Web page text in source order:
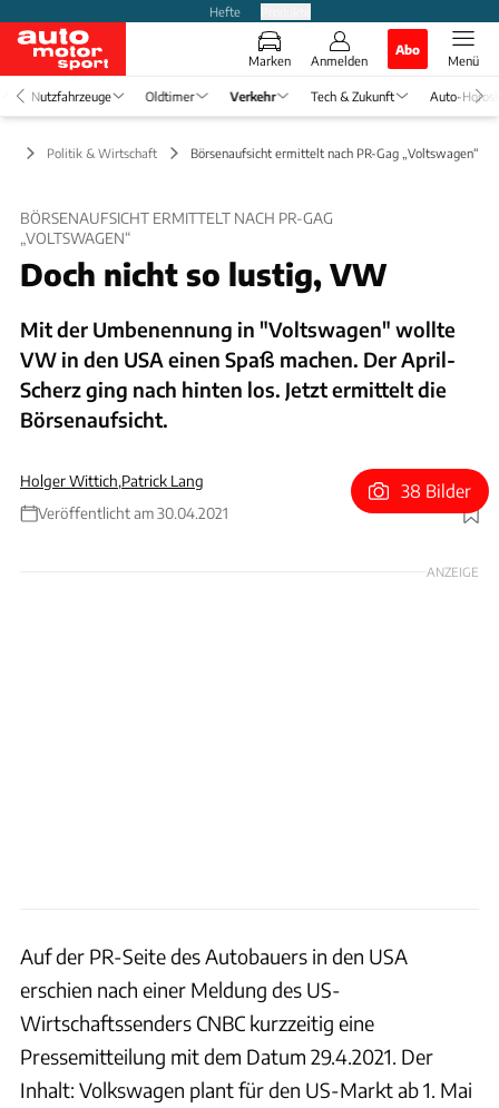
Hefte
Marken Anmelden
Abo
Menü
Nutzfahrzeuge Oldtimer Verkehr Tech & Zukunft Auto-
Politik & Wirtschaft Börsenaufsicht ermittelt nach PR-Gag „Voltswagen“
BÖRSENAUFSICHT ERMITTELT NACH PR-GAG
„VOLTSWAGEN“
Doch nicht so lustig, VW
Mit der Umbenennung in "Voltswagen" wollte
VW in den USA einen Spaß machen. Der April-
Scherz ging nach hinten los. Jetzt ermittelt die
Börsenaufsicht.
Holger Wittich,Patrick Lang
Veröffentlicht am 30.04.2021
Foto: VW / Patrick Lang
38 Bilder
ANZEIGE
Auf der PR-Seite des Autobauers in den USA
erschien nach einer Meldung des US-
Wirtschaftssenders CNBC kurzzeitig eine
Pressemitteilung mit dem Datum 29.4.2021. Der
Inhalt: Volkswagen plant für den US-Markt ab 1. Mai